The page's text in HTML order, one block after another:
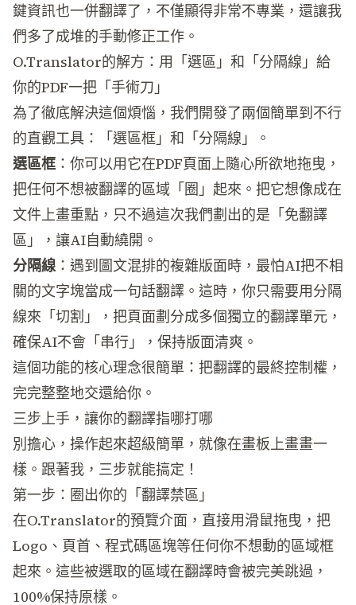
鍵資訊也一併翻譯了，不僅顯得非常不專業，還讓我
們多了成堆的手動修正工作。
O.Translator的解方：用「選區」和「分隔線」給
你的PDF一把「手術刀」
為了徹底解決這個煩惱，我們開發了兩個簡單到不行
的直觀工具：「選區框」和「分隔線」。
選區框 ：你可以用它在PDF頁面上隨心所欲地拖曳，
把任何不想被翻譯的區域「圈」起來。把它想像成在
文件上畫重點，只不過這次我們劃出的是「免翻譯
區」，讓AI自動繞開。
分隔線 ：遇到圖文混排的複雜版面時，最怕AI把不相
關的文字塊當成一句話翻譯。這時，你只需要用分隔
線來「切割」，把頁面劃分成多個獨立的翻譯單元，
確保AI不會「串行」，保持版面清爽。
這個功能的核心理念很簡單：把翻譯的最終控制權，
完完整整地交還給你。
三步上手，讓你的翻譯指哪打哪
別擔心，操作起來超級簡單，就像在畫板上畫畫一
樣。跟著我，三步就能搞定！
第一步：圈出你的「翻譯禁區」
在O.Translator的預覽介面，直接用滑鼠拖曳，把
Logo、頁首、程式碼區塊等任何你不想動的區域框
起來。這些被選取的區域在翻譯時會被完美跳過，
100%保持原樣。